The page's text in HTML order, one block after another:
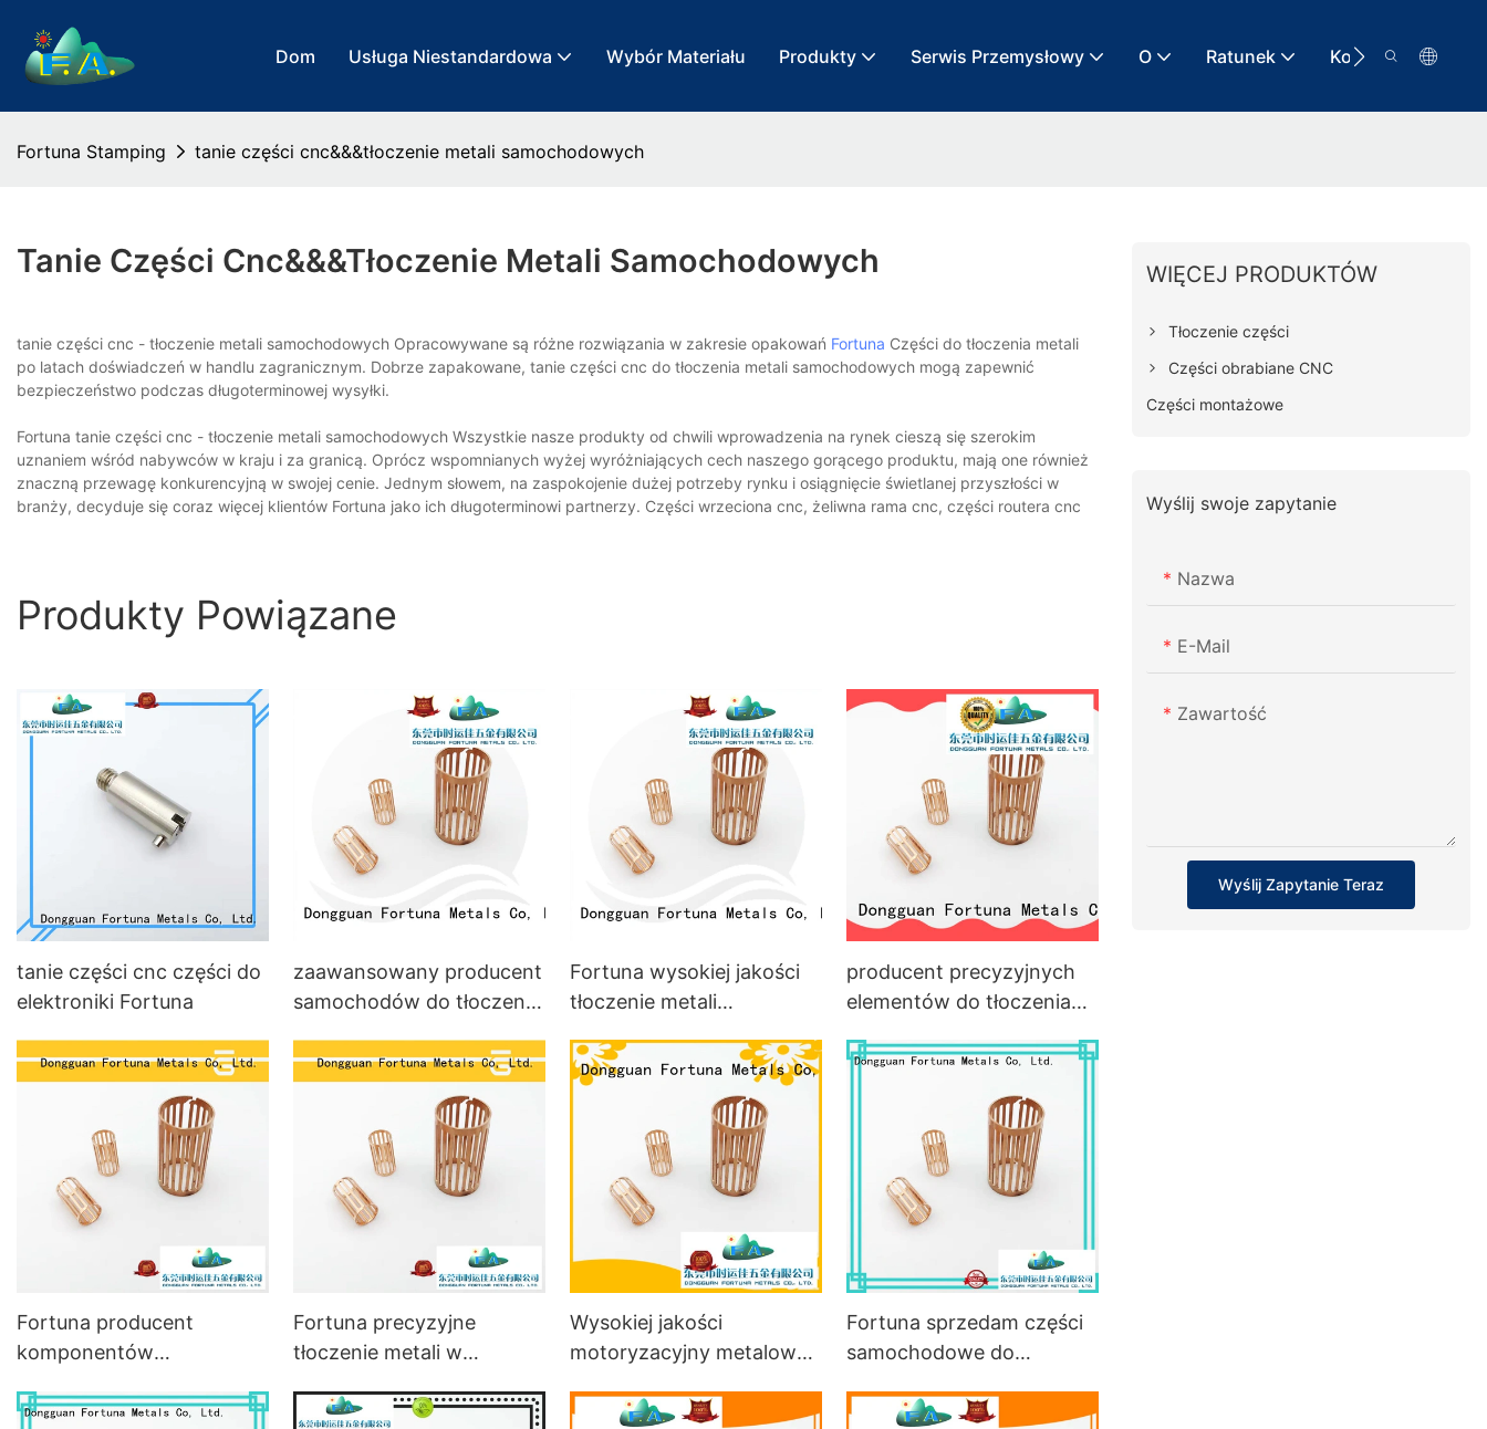
Dom Usługa Niestandardowa Wybór Materiału Produkty Serwis Przemysłowy O Ratunek Kontakt
Fortuna Stamping tanie części cnc&&&tłoczenie metali samochodowych
Tanie Części Cnc&&&tłoczenie Metali Samochodowych
tanie części cnc - tłoczenie metali samochodowych Opracowywane są różne rozwiązania w zakresie opakowań Fortuna Części do tłoczenia metali
po latach doświadczeń w handlu zagranicznym. Dobrze zapakowane, tanie części cnc do tłoczenia metali samochodowych mogą zapewnić
bezpieczeństwo podczas długoterminowej wysyłki.
Fortuna tanie części cnc - tłoczenie metali samochodowych Wszystkie nasze produkty od chwili wprowadzenia na rynek cieszą się szerokim
uznaniem wśród nabywców w kraju i za granicą. Oprócz wspomnianych wyżej wyróżniających cech naszego gorącego produktu, mają one również
znaczną przewagę konkurencyjną w swojej cenie. Jednym słowem, na zaspokojenie dużej potrzeby rynku i osiągnięcie świetlanej przyszłości w
branży, decyduje się coraz więcej klientów Fortuna jako ich długoterminowi partnerzy. Części wrzeciona cnc, żeliwna rama cnc, części routera cnc
Produkty Powiązane
tanie części cnc części do
elektroniki Fortuna
zaawansowany producent
samochodów do tłoczenia
Fortuna wysokiej jakości
tłoczenie metali
dla pojazdów
producent precyzyjnych
elementów do tłoczenia
elektrycznych
Fortuna producent
komponentów
tłoczenia metali do
Fortuna precyzyjne
tłoczenie metali w
Wysokiej jakości
motoryzacyjny metalowy
automatyczne online dla
Fortuna sprzedam części
samochodowe do
pojazdów
WIĘCEJ PRODUKTÓW
Tłoczenie części
Części obrabiane CNC
Części montażowe
Wyślij swoje zapytanie
Nazwa
E-Mail
Zawartość
Wyślij Zapytanie Teraz